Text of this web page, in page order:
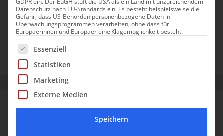
Gernhardts Notizheften dokumentieren humorvoll bis
nachdenklich das Pionierleben eines der ersten "Toskana-
Deutschen“.
TOSKANA
Datenschutz nach EU-Standards ein. Es besteht beispielsweise die
Gefahr, dass US-Behörden personenbezogene Daten in
Überwachungsprogrammen verarbeiten, ohne dass für
Europäerinnen und Europäer eine Klagemöglichkeit besteht.
Es folgt eine Liste der Service-Gruppen, für die eine
Essenziell
Statistiken
Marketing
Externe Medien
Speichern